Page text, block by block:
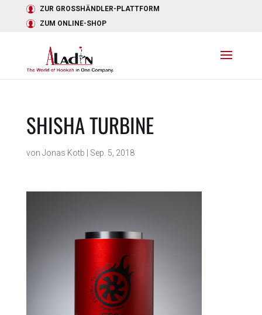
ZUR GROSSHÄNDLER-PLATTFORM
ZUM ONLINE-SHOP
SHISHA TURBINE
von Jonas Kotb Sep. 5, 2018